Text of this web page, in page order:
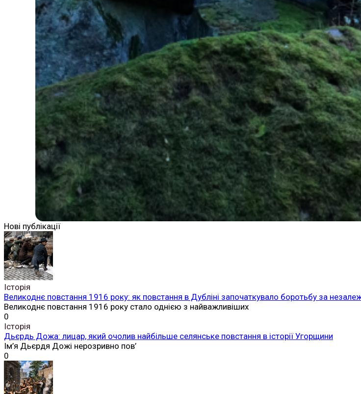
Нові публікації
Історія
Великоднє повстання 1916 року: як повстання в Дубліні започаткувало боротьбу за
Великоднє повстання 1916 року стало однією з найважливіших
0
Історія
Дьєрдь Дожа: лицар, який очолив найбільше селянське повстання в історії Угорщини
Ім’я Дьєрдя Дожі нерозривно пов’
0